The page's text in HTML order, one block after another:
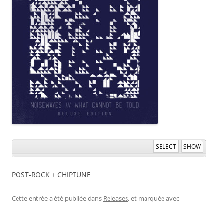
SELECT SHOW
POST-ROCK + CHIPTUNE
Cette entrée a été publiée dans Releases, et marquée avec